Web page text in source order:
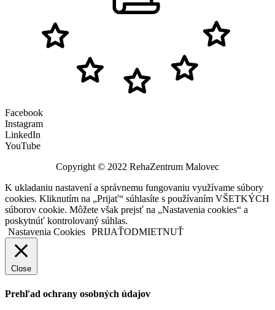
Facebook
Instagram
LinkedIn
YouTube
Copyright © 2022 RehaZentrum Malovec
K ukladaniu nastavení a správnemu fungovaniu využívame súbory
cookies. Kliknutím na „Prijať“ súhlasíte s používaním VŠETKÝCH
súborov cookie. Môžete však prejsť na „Nastavenia cookies“ a
poskytnúť kontrolovaný súhlas.
Nastavenia Cookies PRIJAŤODMIETNUŤ
Close
Prehľad ochrany osobných údajov